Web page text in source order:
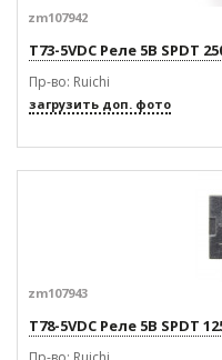
zm107942
T73-5VDC Реле 5В SPDT
Пр-во: Ruichi
загрузить доп. фото
zm107943
T78-5VDC Реле 5В SPDT